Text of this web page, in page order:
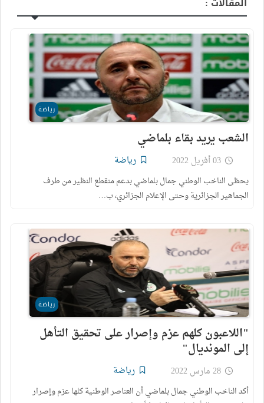
رياضة
الشعب يريد بقاء بلماضي
03 أفريل 2022 رياضة
يحظى الناخب الوطني جمال بلماضي بدعم منقطع النظير من طرف
الجماهير الجزائرية وحتى الإعلام الجزائري، ب…
رياضة
"اللاعبون كلهم عزم وإصرار على تحقيق التأهل
إلى المونديال"
28 مارس 2022 رياضة
أكد الناخب الوطني جمال بلماضي أن العناصر الوطنية كلها عزم وإصرار